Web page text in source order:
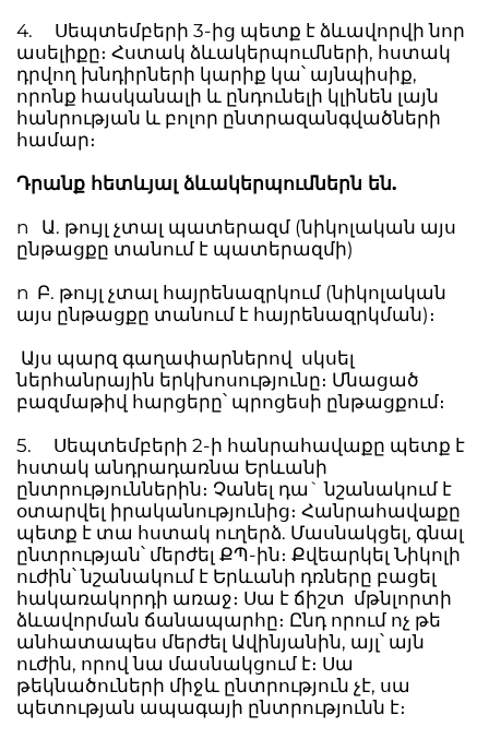
4. Սեպտեմբերի 3-ից պետք է ձևավորվի նոր
ասելիքը։ Հստակ ձևակերպումների, հստակ
դրվող խնդիրների կարիք կա՝ այնպիսիք,
որոնք հասկանալի և ընդունելի կլինեն լայն
հանրության և բոլոր ընտրազանգվածների
համար։
Դրանք հետևյալ ձևակերպումներն են.
n Ա. թույլ չտալ պատերազմ (նիկոլական այս
ընթացքը տանում է պատերազմի)
n Բ. թույլ չտալ հայրենազրկում (նիկոլական
այս ընթացքը տանում է հայրենազրկման)։
Այս պարզ գաղափարներով սկսել
ներհանրային երկխոսությունը։ Մնացած
բազմաթիվ հարցերը՝ պրոցեսի ընթացքում։
5. Սեպտեմբերի 2-ի հանրահավաքը պետք է
հստակ անդրադառնա Երևանի
ընտրություններին։ Չանել դա` նշանակում է
օտարվել իրականությունից։ Հանրահավաքը
պետք է տա հստակ ուղերձ. Մասնակցել, գնալ
ընտրության՝ մերժել ՔՊ-ին։ Քվեարկել Նիկոլի
ուժին՝ նշանակում է Երևանի դռները բացել
հակառակորդի առաջ։ Սա է ճիշտ մթնլորտի
ձևավորման ճանապարհը։ Ընդ որում ոչ թե
անհատապես մերժել Ավինյանին, այլ՝ այն
ուժին, որով նա մասնակցում է։ Սա
թեկնածուների միջև ընտրություն չէ, սա
պետության ապագայի ընտրությունն է։